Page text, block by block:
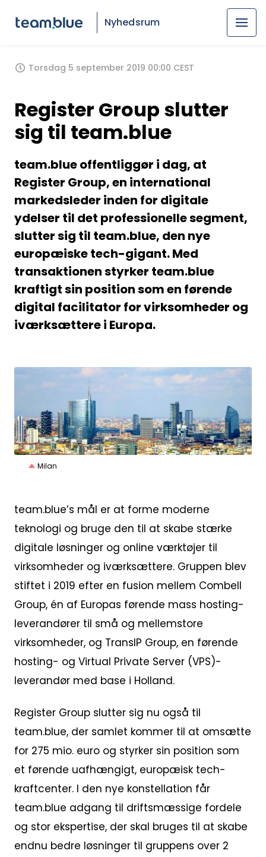
Nyhedsrum
Torsdag 5 september 2019 00:00 CEST
Register Group slutter
sig til team.blue
team.blue offentliggør i dag, at
Register Group, en international
markedsleder inden for digitale
ydelser til det professionelle segment,
slutter sig til team.blue, den nye
europæiske tech-gigant. Med
transaktionen styrker team.blue
kraftigt sin position som en førende
digital facilitator for virksomheder og
iværksættere i Europa.
JPG
Milan
team.blue’s mål er at forme moderne
teknologi og bruge den til at skabe stærke
digitale løsninger og online værktøjer til
virksomheder og iværksættere. Gruppen blev
stiftet i 2019 efter en fusion mellem Combell
Group, én af Europas førende mass hosting-
leverandører til små og mellemstore
virksomheder, og TransIP Group, en førende
hosting- og Virtual Private Server (VPS)-
leverandør med base i Holland.
Register Group slutter sig nu også til
team.blue, der samlet kommer til at omsætte
for 275 mio. euro og styrker sin position som
et førende uafhængigt, europæisk tech-
kraftcenter. I den nye konstellation får
team.blue adgang til driftsmæssige fordele
og stor ekspertise, der skal bruges til at skabe
endnu bedre løsninger til gruppens over 2